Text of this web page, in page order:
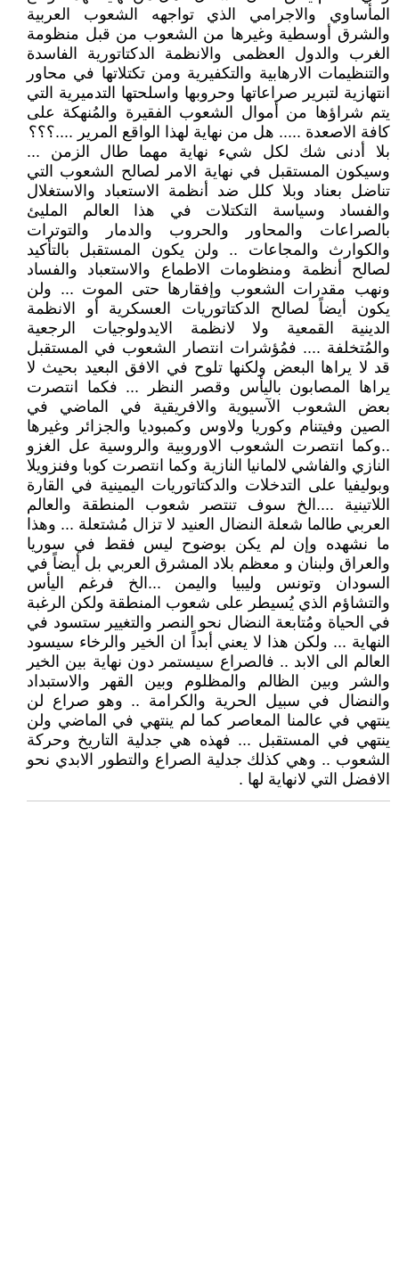
المأساوي والاجرامي الذي تواجهه الشعوب العربية
والشرق أوسطية وغيرها من الشعوب من قبل منظومة
الغرب والدول العظمى والانظمة الدكتاتورية الفاسدة
والتنظيمات الارهابية والتكفيرية ومن تكتلاتها في محاور
انتهازية لتبرير صراعاتها وحروبها واسلحتها التدميرية التي
يتم شراؤها من أموال الشعوب الفقيرة والمُنهكة على
كافة الاصعدة ..... هل من نهاية لهذا الواقع المرير ....؟؟؟
بلا أدنى شك لكل شيء نهاية مهما طال الزمن ...
وسيكون المستقبل في نهاية الامر لصالح الشعوب التي
تناضل بعناد وبلا كلل ضد أنظمة الاستعباد والاستغلال
والفساد وسياسة التكتلات في هذا العالم المليئ
بالصراعات والمحاور والحروب والدمار والتوترات
والكوارث والمجاعات .. ولن يكون المستقبل بالتأكيد
لصالح أنظمة ومنظومات الاطماع والاستعباد والفساد
ونهب مقدرات الشعوب وإفقارها حتى الموت ... ولن
يكون أيضاً لصالح الدكتاتوريات العسكرية أو الانظمة
الدينية القمعية ولا لانظمة الايدولوجيات الرجعية
والمُتخلفة .... فمُؤشرات انتصار الشعوب في المستقبل
قد لا يراها البعض ولكنها تلوح في الافق البعيد بحيث لا
يراها المصابون باليأس وقصر النظر ... فكما انتصرت
بعض الشعوب الآسيوية والافريقية في الماضي في
الصين وفيتنام وكوريا ولاوس وكمبوديا والجزائر وغيرها
..وكما انتصرت الشعوب الاوروبية والروسية عل الغزو
النازي والفاشي لالمانيا النازية وكما انتصرت كوبا وفنزويلا
وبوليفيا على التدخلات والدكتاتوريات اليمينية في القارة
اللاتينية ....الخ سوف تنتصر شعوب المنطقة والعالم
العربي طالما شعلة النضال العنيد لا تزال مُشتعلة ... وهذا
ما نشهده وإن لم يكن بوضوح ليس فقط في سوريا
والعراق ولبنان و معظم بلاد المشرق العربي بل أيضاً في
السودان وتونس وليبيا واليمن ...الخ فرغم اليأس
والتشاؤم الذي يُسيطر على شعوب المنطقة ولكن الرغبة
في الحياة ومُتابعة النضال نحو النصر والتغيير ستسود في
النهاية ... ولكن هذا لا يعني أبداً ان الخير والرخاء سيسود
العالم الى الابد .. فالصراع سيستمر دون نهاية بين الخير
والشر وبين الظالم والمظلوم وبين القهر والاستبداد
والنضال في سبيل الحرية والكرامة .. وهو صراع لن
ينتهي في عالمنا المعاصر كما لم ينتهي في الماضي ولن
ينتهي في المستقبل ... فهذه هي جدلية التاريخ وحركة
الشعوب .. وهي كذلك جدلية الصراع والتطور الابدي نحو
الافضل التي لانهاية لها .